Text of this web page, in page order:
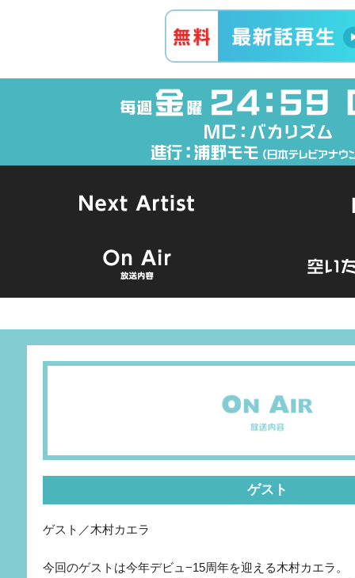
ゲスト
ゲスト／木村カエラ
今回のゲストは今年デビュ−15周年を迎える木村カエラ。